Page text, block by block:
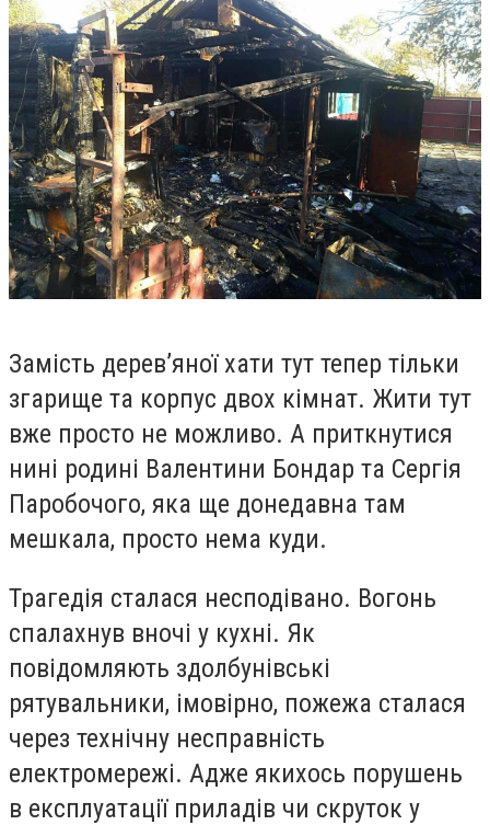
Замість дерев’яної хати тут тепер тільки
згарище та корпус двох кімнат. Жити тут
вже просто не можливо. А приткнутися
нині родині Валентини Бондар та Сергія
Паробочого, яка ще донедавна там
мешкала, просто нема куди.
Трагедія сталася несподівано. Вогонь
спалахнув вночі у кухні. Як
повідомляють здолбунівські
рятувальники, імовірно, пожежа сталася
через технічну несправність
електромережі. Адже якихось порушень
в експлуатації приладів чи скруток у